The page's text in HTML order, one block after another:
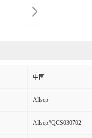
中国
Allsep
Allsep#QCS030702